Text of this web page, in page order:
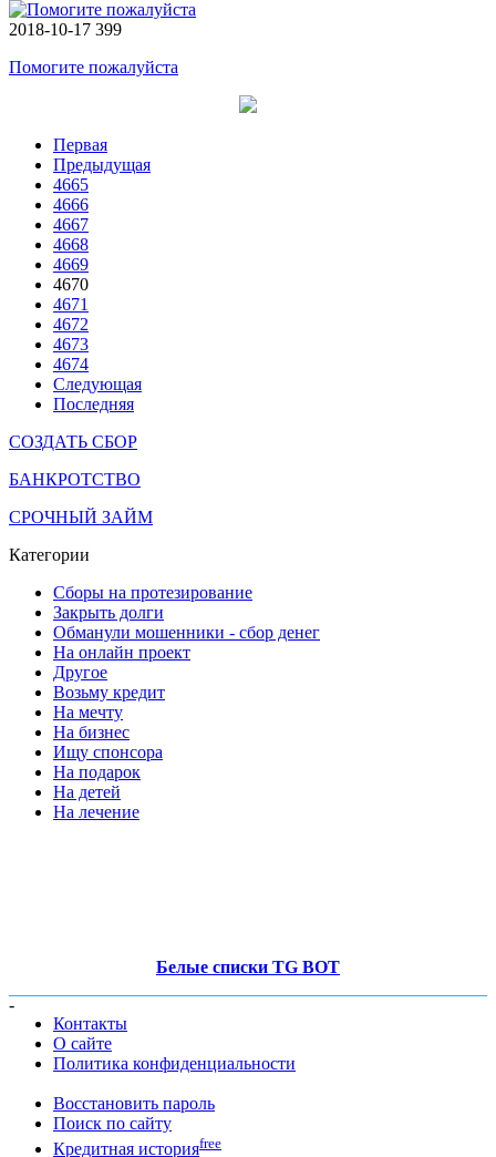
2018-10-17 399
Помогите пожалуйста
Первая
Предыдущая
4665
4666
4667
4668
4669
4670
4671
4672
4673
4674
Следующая
Последняя
СОЗДАТЬ СБОР
БАНКРОТСТВО
СРОЧНЫЙ ЗАЙМ
Категории
Сборы на протезирование
Закрыть долги
Обманули мошенники - сбор денег
На онлайн проект
Другое
Возьму кредит
На мечту
На бизнес
Ищу спонсора
На подарок
На детей
На лечение
Белые списки TG BOT
-
Контакты
О сайте
Политика конфиденциальности
Восстановить пароль
Поиск по сайту
Кредитная историяfree